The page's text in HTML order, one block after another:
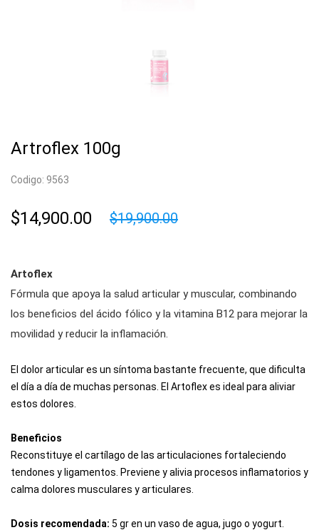
Artroflex 100g
Codigo: 9563
$14,900.00 $19,900.00
Artoflex
Fórmula que apoya la salud articular y muscular, combinando
los beneficios del ácido fólico y la vitamina B12 para mejorar la
movilidad y reducir la inflamación.
El dolor articular es un síntoma bastante frecuente, que dificulta
el día a día de muchas personas. El Artoflex es ideal para aliviar
estos dolores.
Beneficios
Reconstituye el cartílago de las articulaciones fortaleciendo
tendones y ligamentos. Previene y alivia procesos inflamatorios y
calma dolores musculares y articulares.
Dosis recomendada: 5 gr en un vaso de agua, jugo o yogurt.